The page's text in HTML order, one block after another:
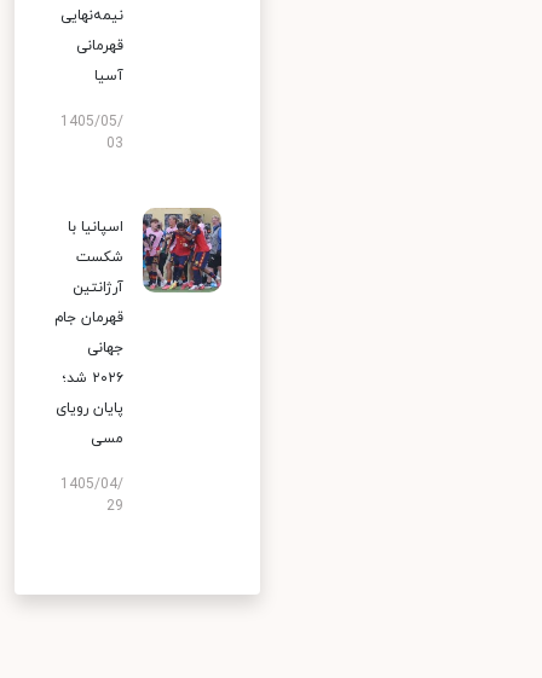
نیمه‌نهایی
قهرمانی
آسیا
1405/05/
03
اسپانیا با
شکست
آرژانتین
قهرمان جام
جهانی
۲۰۲۶ شد؛
پایان رویای
مسی
1405/04/
29